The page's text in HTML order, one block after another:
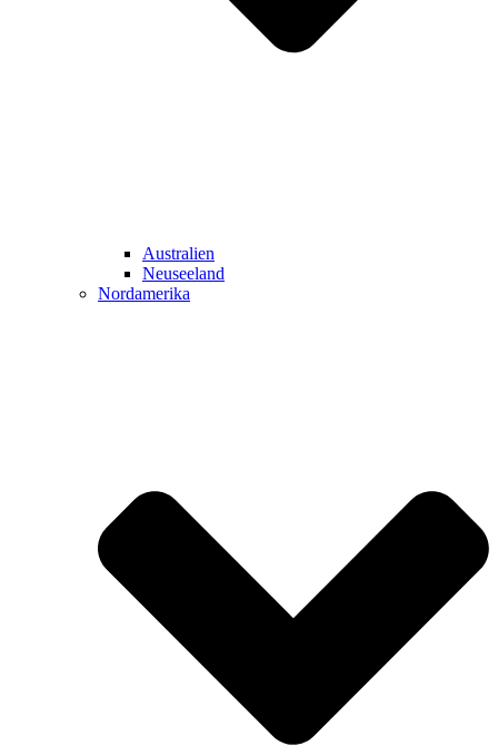
Australien
Neuseeland
Nordamerika